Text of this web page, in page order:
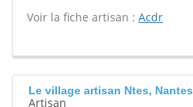
Voir la fiche artisan : Acdr
Le village artisan Ntes, Nantes
Artisan